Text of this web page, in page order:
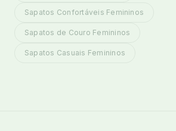
Sapatos Confortáveis Femininos
Sapatos de Couro Femininos
Sapatos Casuais Femininos